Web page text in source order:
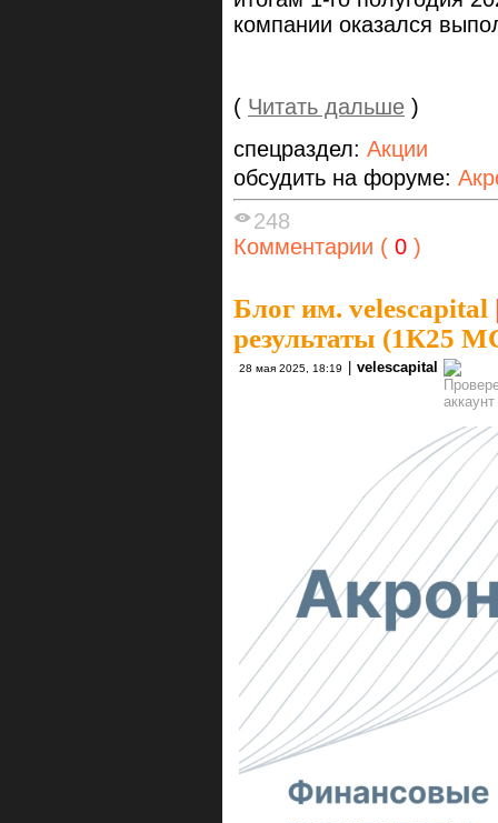
компании оказался
( Читать дальше )
спецраздел: Акции
обсудить на форуме:
248
Комментарии ( 0 )
Блог им. velescapital
результаты (1К25
28 мая 2025, 18:19 | velescapital